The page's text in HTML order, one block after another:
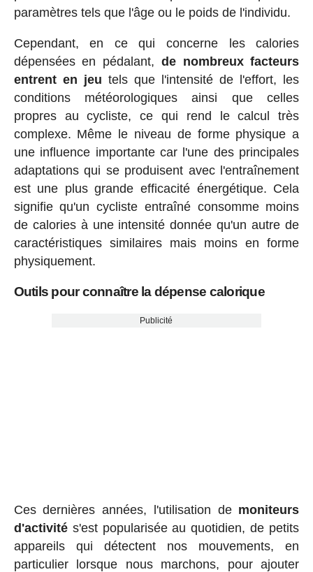
paramètres tels que l'âge ou le poids de l'individu.
Cependant, en ce qui concerne les calories
dépensées en pédalant, de nombreux facteurs
entrent en jeu tels que l'intensité de l'effort, les
conditions météorologiques ainsi que celles
propres au cycliste, ce qui rend le calcul très
complexe. Même le niveau de forme physique a
une influence importante car l'une des principales
adaptations qui se produisent avec l'entraînement
est une plus grande efficacité énergétique. Cela
signifie qu'un cycliste entraîné consomme moins
de calories à une intensité donnée qu'un autre de
caractéristiques similaires mais moins en forme
physiquement.
Outils pour connaître la dépense calorique
Publicité
Ces dernières années, l'utilisation de moniteurs
d'activités'est popularisée au quotidien, de petits
appareils qui détectent nos mouvements, en
particulier lorsque nous marchons, pour ajouter